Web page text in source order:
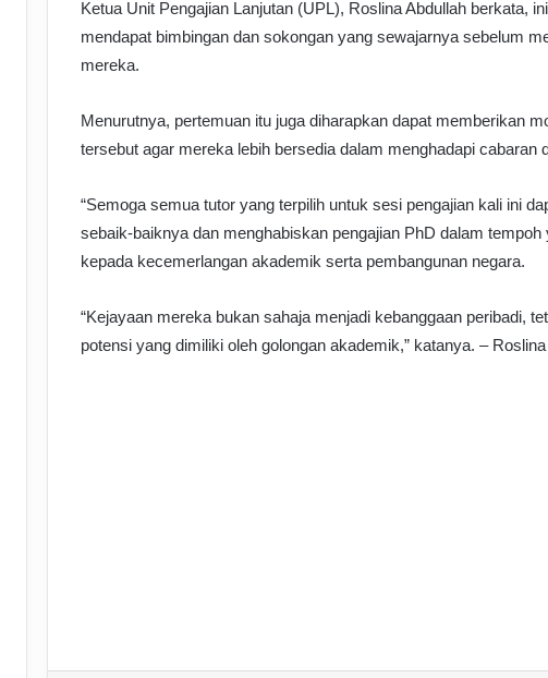
Ketua Unit Pengajian Lanjutan (UPL), Roslina Abdullah berkata,
mendapat bimbingan dan sokongan yang sewajarnya sebelum
mereka.
Menurutnya, pertemuan itu juga diharapkan dapat memberikan
tersebut agar mereka lebih bersedia dalam menghadapi cabaran
“Semoga semua tutor yang terpilih untuk sesi pengajian kali ini
sebaik-baiknya dan menghabiskan pengajian PhD dalam
kepada kecemerlangan akademik serta pembangunan negara.
“Kejayaan mereka bukan sahaja menjadi kebanggaan peribadi,
potensi yang dimiliki oleh golongan akademik,” katanya. –